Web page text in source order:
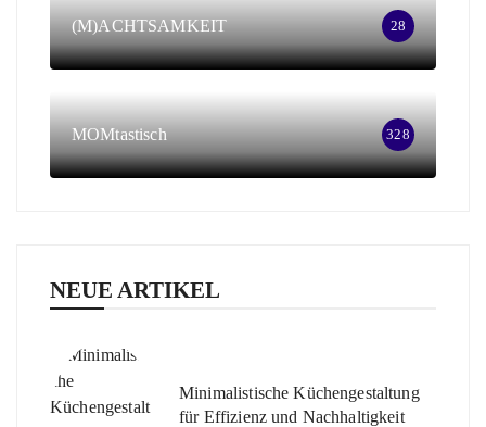
(M)ACHTSAMKEIT 28
MOMtastisch 328
NEUE ARTIKEL
Minimalistische Küchengestaltung
für Effizienz und Nachhaltigkeit